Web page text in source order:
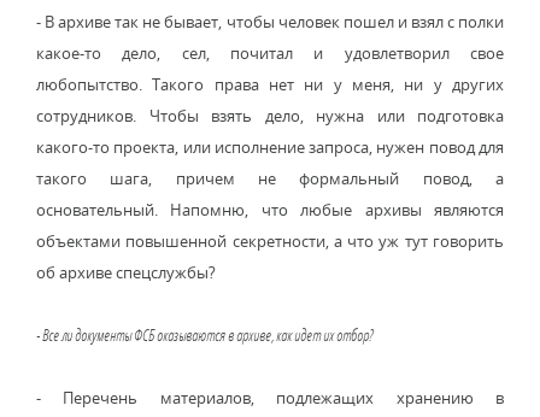
- В архиве так не бывает, чтобы человек пошел и взял с полки
какое-то дело, сел, почитал и удовлетворил свое
любопытство. Такого права нет ни у меня, ни у других
сотрудников. Чтобы взять дело, нужна или подготовка
какого-то проекта, или исполнение запроса, нужен повод для
такого шага, причем не формальный повод, а
основательный. Напомню, что любые архивы являются
объектами повышенной секретности, а что уж тут говорить
об архиве спецслужбы?
- Все ли документы ФСБ оказываются в архиве, как идет их отбор?
- Перечень материалов, подлежащих хранению в